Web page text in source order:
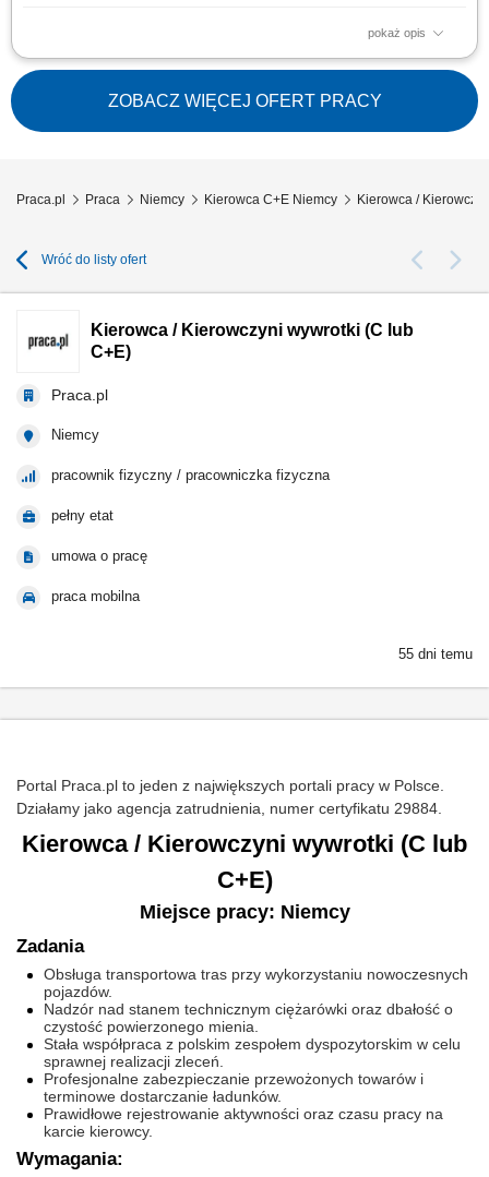
pokaż opis
Transport towarów oraz ładunków w ruchu dalekobieżnym; Zapewnienie
terminowej realizacji dostaw i odbiorów; Odpowiedzialna obsługa oraz
ochrona powierzonego pojazdu i ładunku; Dbałość o stan nowoczesnej
floty ciężarowej; Przestrzeganie przepisów prawa drogowego oraz
standardów jakości;
ZOBACZ WIĘCEJ OFERT PRACY
Praca.pl Praca Niemcy Kierowca C+E Niemcy Kierowca /
Wróć do listy ofert
Kierowca / Kierowczyni wywrotki (C lub
C+E)
Praca.pl
Niemcy
pracownik fizyczny / pracowniczka fizyczna
pełny etat
umowa o pracę
praca mobilna
55 dni temu
Portal Praca.pl to jeden z największych portali pracy w Polsce.
Działamy jako agencja zatrudnienia, numer certyfikatu 29884.
Kierowca / Kierowczyni wywrotki (C lub
C+E)
Miejsce pracy: Niemcy
Zadania
Obsługa transportowa tras przy wykorzystaniu nowoczesnych
pojazdów.
Nadzór nad stanem technicznym ciężarówki oraz dbałość o
czystość powierzonego mienia.
Stała współpraca z polskim zespołem dyspozytorskim w celu
sprawnej realizacji zleceń.
Profesjonalne zabezpieczanie przewożonych towarów i
terminowe dostarczanie ładunków.
Prawidłowe rejestrowanie aktywności oraz czasu pracy na
karcie kierowcy.
Wymagania: